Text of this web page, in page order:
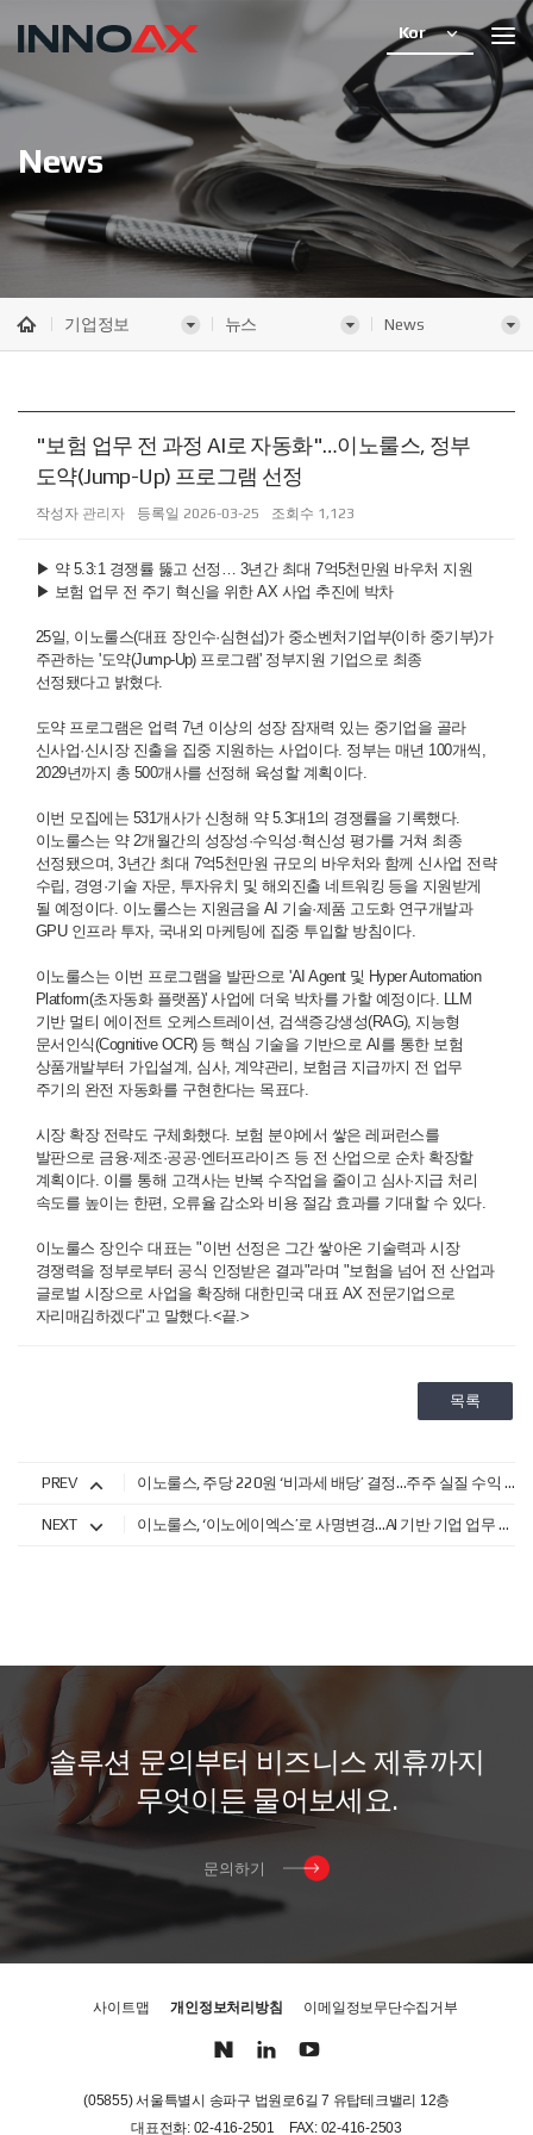
Kor
News
기업정보 뉴스 News
"보험 업무 전 과정 AI로 자동화"…이노룰스, 정부
도약(Jump-Up) 프로그램 선정
작성자 관리자 등록일 2026-03-25 조회수 1,123
▶ 약 5.3:1 경쟁률 뚫고 선정… 3년간 최대 7억5천만원 바우처 지원
▶ 보험 업무 전 주기 혁신을 위한 AX 사업 추진에 박차
25일, 이노룰스(대표 장인수·심현섭)가 중소벤처기업부(이하 중기부)가
주관하는 '도약(Jump-Up) 프로그램' 정부지원 기업으로 최종
선정됐다고 밝혔다.
도약 프로그램은 업력 7년 이상의 성장 잠재력 있는 중기업을 골라
신사업·신시장 진출을 집중 지원하는 사업이다. 정부는 매년 100개씩,
2029년까지 총 500개사를 선정해 육성할 계획이다.
이번 모집에는 531개사가 신청해 약 5.3대1의 경쟁률을 기록했다.
이노룰스는 약 2개월간의 성장성·수익성·혁신성 평가를 거쳐 최종
선정됐으며, 3년간 최대 7억5천만원 규모의 바우처와 함께 신사업 전략
수립, 경영·기술 자문, 투자유치 및 해외진출 네트워킹 등을 지원받게
될 예정이다. 이노룰스는 지원금을 AI 기술·제품 고도화 연구개발과
GPU 인프라 투자, 국내외 마케팅에 집중 투입할 방침이다.
이노룰스는 이번 프로그램을 발판으로 'AI Agent 및 Hyper Automation
Platform(초자동화 플랫폼)' 사업에 더욱 박차를 가할 예정이다. LLM
기반 멀티 에이전트 오케스트레이션, 검색증강생성(RAG), 지능형
문서인식(Cognitive OCR) 등 핵심 기술을 기반으로 AI를 통한 보험
상품개발부터 가입설계, 심사, 계약관리, 보험금 지급까지 전 업무
주기의 완전 자동화를 구현한다는 목표다.
시장 확장 전략도 구체화했다. 보험 분야에서 쌓은 레퍼런스를
발판으로 금융·제조·공공·엔터프라이즈 등 전 산업으로 순차 확장할
계획이다. 이를 통해 고객사는 반복 수작업을 줄이고 심사·지급 처리
속도를 높이는 한편, 오류율 감소와 비용 절감 효과를 기대할 수 있다.
이노룰스 장인수 대표는 "이번 선정은 그간 쌓아온 기술력과 시장
경쟁력을 정부로부터 공식 인정받은 결과"라며 "보험을 넘어 전 산업과
글로벌 시장으로 사업을 확장해 대한민국 대표 AX 전문기업으로
자리매김하겠다"고 말했다.<끝.>
목록
PREV 이노룰스, 주당 220원 ‘비과세 배당’ 결정…주주 실질 수익 확대
NEXT 이노룰스, ‘이노에이엑스’로 사명변경…AI 기반 기업 업무 초자동화 시장 정면 승부
솔루션 문의부터 비즈니스 제휴까지
무엇이든물어 보세 요.
문의하기
사이트맵 개인정보처리방침 이메일정보무단수집거부
(05855) 서울특별시 송파구 법원로6길 7 유탑테크밸리 12층
대표전화: 02-416-2501
FAX: 02-416-2503